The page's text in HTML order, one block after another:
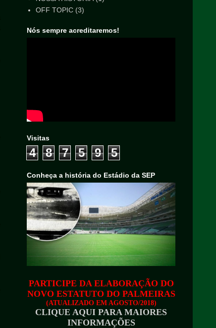
OFF TOPIC (3)
Nós sempre acreditaremos!
Visitas
4 8 7 5 9 5
Conheça a história do Estádio da SEP
PARTICIPE DA ELABORAÇÃO DO
NOVO ESTATUTO DO PALMEIRAS
(ATUALIZADO EM AGOSTO/2018)
CLIQUE AQUI PARA MAIORES
INFORMAÇÕES